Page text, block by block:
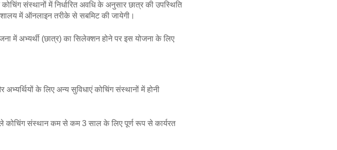
संस्थानों में निर्धारित अवधि के अनुसार छात्र की उपस्थिति
में ऑनलाइन तरीके से सबमिट की जायेगी।
में अभ्यर्थी (छात्र) का सिलेक्शन होने पर इस योजना के लिए
के लिए अन्य सुविधाएं कोचिंग संस्थानों में होनी
कोचिंग संस्थान कम से कम 3 साल के लिए पूर्ण रूप से कार्यरत